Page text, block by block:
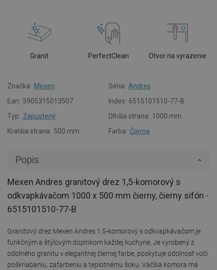
Granit PerfectClean Otvor na vyrazenie
Značka: Mexen Séria: Andres
Ean: 5905315013507 Index: 6515101510-77-B
Typ: Zapustený Dlhšia strana: 1000 mm
Kratšia strana: 500 mm Farba: Čierna
Popis
Mexen Andres granitový drez 1,5-komorový s
odkvapkávačom 1000 x 500 mm čierny, čierny sifón -
6515101510-77-B
Granitový drez Mexen Andres 1,5-komorový s odkvapkávačom je
funkčným a štýlovým doplnkom každej kuchyne. Je vyrobený z
odolného granitu v elegantnej čiernej farbe, poskytuje odolnosť voči
poškriabaniu, zafarbeniu a teplotnému šoku. Väčšia komora má